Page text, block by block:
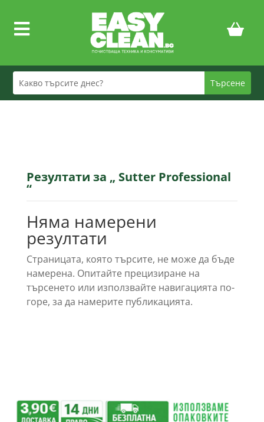

Резултати за „ Sutter Professional
“
Няма намерени
резултати
Страницата, която търсите, не може да бъде
намерена. Опитайте прецизиране на
търсенето или използвайте навигацията по-
горе, за да намерите публикацията.